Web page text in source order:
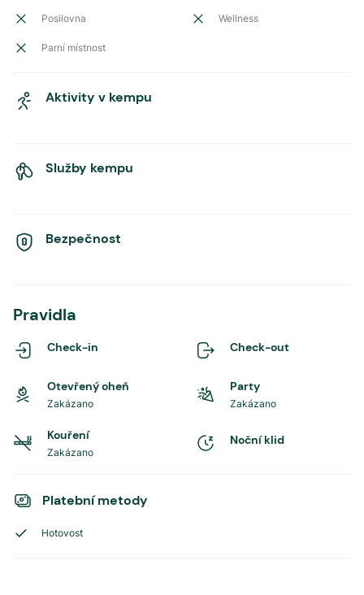
Posilovna Wellness
Parní místnost
Aktivity v kempu
Služby kempu
Bezpečnost
Pravidla
Check-in Check-out
Otevřený oheň
Zakázano
Party
Zakázano
Kouření
Zakázano
Noční klid
Platební metody
Hotovost